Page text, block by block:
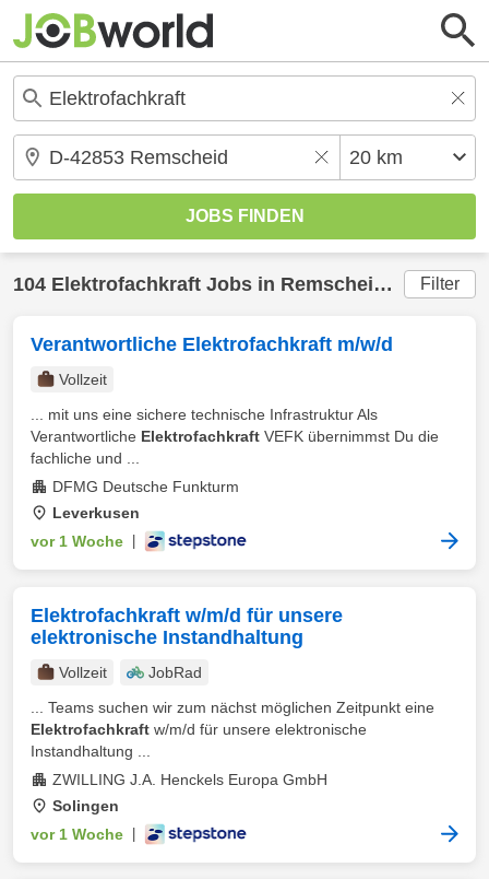
104 Elektrofachkraft Jobs in Remscheid (20 km)
Filter
Verantwortliche Elektrofachkraft m/w/d
Vollzeit
... mit uns eine sichere technische Infrastruktur Als
Verantwortliche Elektrofachkraft VEFK übernimmst Du die
fachliche und ...
DFMG Deutsche Funkturm
Leverkusen
vor 1 Woche
Elektrofachkraft w/m/d für unsere
elektronische Instandhaltung
Vollzeit
JobRad
... Teams suchen wir zum nächst möglichen Zeitpunkt eine
Elektrofachkraft w/m/d für unsere elektronische
Instandhaltung ...
ZWILLING J.A. Henckels Europa GmbH
Solingen
vor 1 Woche